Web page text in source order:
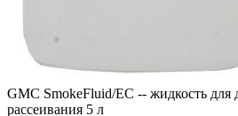
GMC SmokeFluid/EC -- жидкость для
рассеивания 5 л